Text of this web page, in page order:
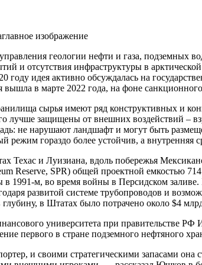
изображение
геологии нефти и газа,
и отсутствия инфраструктуры в
году идея активно обсуждалась на
в марте 2022 года, на фоне
сырья имеют ряд конструктивных и
лучше защищены от внешних воздействий –
не нарушают ландшафт и могут быть
режим гораздо более устойчив, а внутренняя
и Луизиана, вдоль побережья
Reserve, SPR) общей проектной емкостью
в 1991-м, во время войны в Персидском
развитой системе трубопроводов и
в Штатах было потрачено около $4
университета при правительстве
первого в стране подземного нефтяного
и своими стратегическими запасами она